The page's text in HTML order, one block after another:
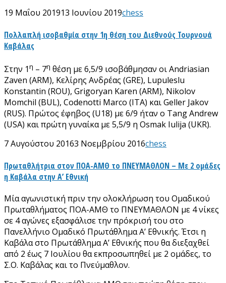
19 Μαΐου 201913 Ιουνίου 2019chess
Πολλαπλή ισοβαθμία στην 1η θέση του Διεθνούς Τουρνουά
Καβάλας
Στην 1η – 7η θέση με 6,5/9 ισοβάθμησαν οι Andriasian
Zaven (ARM), Κελίρης Ανδρέας (GRE), Lupuleslu
Konstantin (ROU), Grigoryan Karen (ARM), Nikolov
Momchil (BUL), Codenotti Marco (ITA) και Geller Jakov
(RUS). Πρώτος έφηβος (U18) με 6/9 ήταν ο Tang Andrew
(USA) και πρώτη γυναίκα με 5,5/9 η Osmak Iulija (UKR).
7 Αυγούστου 20163 Νοεμβρίου 2016chess
Πρωταθλήτρια στον ΠΟΑ-ΑΜΘ το ΠΝΕΥΜΑΘΛΟΝ – Με 2 ομάδες
η Καβάλα στην Α’ Εθνική
Μία αγωνιστική πριν την ολοκλήρωση του Ομαδικού
Πρωταθλήματος ΠΟΑ-ΑΜΘ το ΠΝΕΥΜΑΘΛΟΝ με 4 νίκες
σε 4 αγώνες εξασφάλισε την πρόκρισή του στο
Πανελλήνιο Ομαδικό Πρωτάθλημα Α’ Εθνικής. Έτσι η
Καβάλα στο Πρωτάθλημα Α’ Εθνικής που θα διεξαχθεί
από 2 έως 7 Ιουλίου θα εκπροσωπηθεί με 2 ομάδες, το
Σ.Ο. Καβάλας και το Πνεύμαθλον.